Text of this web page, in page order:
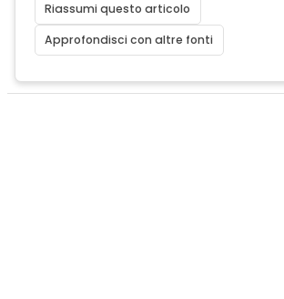
Riassumi questo articolo
Approfondisci con altre fonti